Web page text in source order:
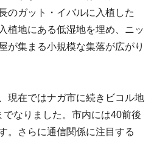
のガット・イバルに入植した
植地にある低湿地を埋め、ニッ
が集まる小規模な集落が広がり
現在ではナガ市に続きビコル地
なりました。市内には40前後
。さらに通信関係に注目する